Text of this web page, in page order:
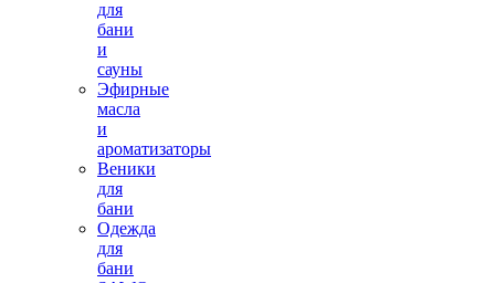
для
бани
и
сауны
Эфирные
масла
и
ароматизаторы
Веники
для
бани
Одежда
для
бани